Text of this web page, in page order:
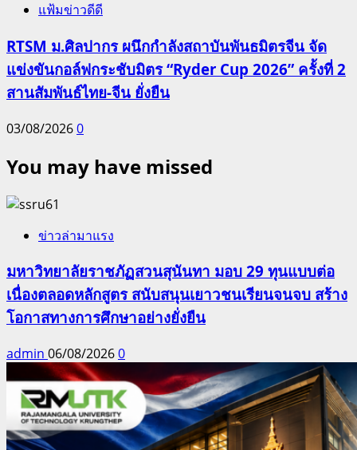
แฟ้มข่าวดีดี
RTSM ม.ศิลปากร ผนึกกำลังสถาบันพันธมิตรจีน จัด
แข่งขันกอล์ฟกระชับมิตร “Ryder Cup 2026” ครั้งที่ 2
สานสัมพันธ์ไทย-จีน ยั่งยืน
03/08/20260
You may have missed
ข่าวล่ามาแรง
มหาวิทยาลัยราชภัฏสวนสุนันทา มอบ 29 ทุนแบบต่อ
เนื่องตลอดหลักสูตร สนับสนุนเยาวชนเรียนจนจบ สร้าง
โอกาสทางการศึกษาอย่างยั่งยืน
admin 06/08/20260